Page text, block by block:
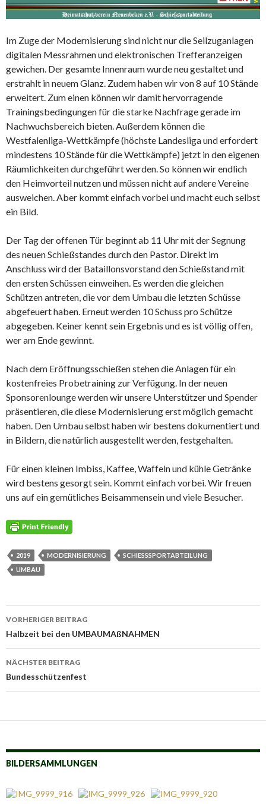
Im Zuge der Modernisierung sind nicht nur die Seilzuganlagen
digitalen Messrahmen und elektronischen Trefferanzeigen
gewichen. Der gesamte Innenraum wurde neu gestaltet und
erstrahlt in neuem Glanz. Zudem haben wir von 8 auf 10 Stände
erweitert. Zum einen können wir damit hervorragende
Trainingsbedingungen für die starke Nachfrage gerade im
Nachwuchsbereich bieten. Außerdem können die
Westfalenliga-Wettkämpfe (höchste Landesliga und erfordert
mindestens 10 Stände für die Wettkämpfe) jetzt in den eigenen
Räumlichkeiten durchgeführt werden. So können wir endlich
den Heimvorteil nutzen und müssen nicht auf andere Vereine
ausweichen. Aber kommt einfach vorbei und macht euch selbst
ein Bild.
Der Tag der offenen Tür beginnt ab 11 Uhr mit der Segnung
des neuen Schießstandes durch den Pastor. Direkt im
Anschluss wird der Bataillonsvorstand den Schießstand mit
den ersten Schüssen einweihen. Es werden die gleichen
Schützen antreten, die vor dem Umbau die letzten Schüsse
abgefeuert haben. Erneut werden 10 Schuss pro Schütze
abgegeben. Keiner kennt sein Ergebnis und es ist völlig offen,
wer am Ende gewinnt.
Nach dem Eröffnungsschießen stehen die Anlagen für ein
kostenfreies Probetraining zur Verfügung. In der neuen
Sponsorenlounge werden wir unsere Unterstützer und Spender
präsentieren, die diese Modernisierung erst möglich gemacht
haben. Den Umbau selbst haben wir bestens dokumentiert und
in Bildern, die natürlich ausgestellt werden, festgehalten.
Für einen kleinen Imbiss, Kaffee, Waffeln und kühle Getränke
wird bestens gesorgt sein. Kommt einfach vorbei. Wir freuen
uns auf ein gemütliches Beisammensein und viele Besucher.
2019 MODERNISIERUNG
SCHIESSSPORTABTEILUNG
UMBAU
Beitrags-
Navigation
VORHERIGER BEITRAG
Halbzeit bei den UMBAUMAßNAHMEN
NÄCHSTER BEITRAG
Bundesschützenfest
BILDERSAMMLUNGEN